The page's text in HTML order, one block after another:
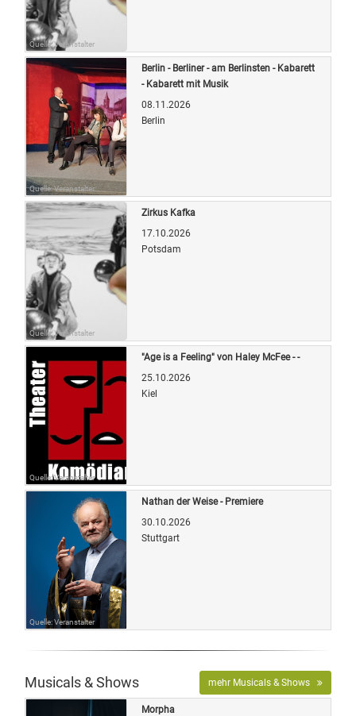
Quelle: Veranstalter
Quelle: Veranstalter
Berlin - Berliner - am Berlinsten - Kabarett
- Kabarett mit Musik
08.11.2026
Berlin
Quelle: Veranstalter
Zirkus Kafka
17.10.2026
Potsdam
Quelle: Veranstalter
"Age is a Feeling" von Haley McFee - -
25.10.2026
Kiel
Quelle: Veranstalter
Nathan der Weise - Premiere
30.10.2026
Stuttgart
Musicals & Shows mehr Musicals & Shows
Morpha